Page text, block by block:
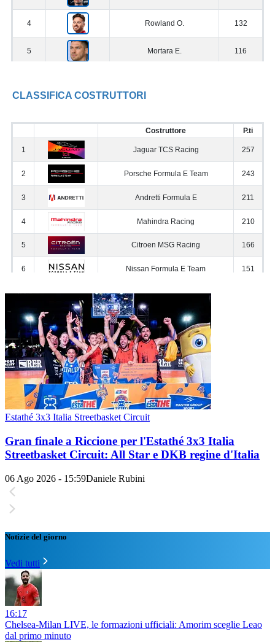
Estathé 3x3 Italia Streetbasket Circuit
Gran finale a Riccione per l'Estathé 3x3 Italia
Streetbasket Circuit: All Star e DKB regine d'Italia
06 Ago 2026 - 15:59Daniele Rubini
Notizie del giorno
Vedi tutti
16:17
Chelsea-Milan LIVE, le formazioni ufficiali: Amorim sceglie Leao
dal primo minuto